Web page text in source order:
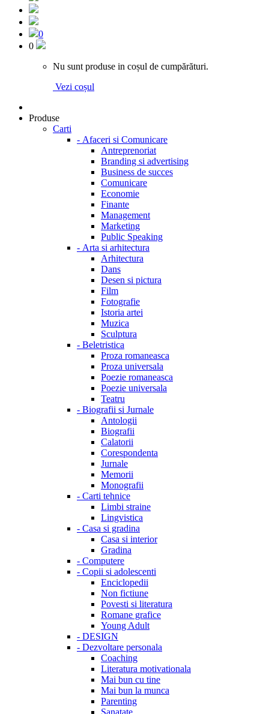
0
0
Nu sunt produse in coșul de cumpărături.
Vezi coșul
Produse
Carti
- Afaceri si Comunicare
Antreprenoriat
Branding si advertising
Business de succes
Comunicare
Economie
Finante
Management
Marketing
Public Speaking
- Arta si arhitectura
Arhitectura
Dans
Desen si pictura
Film
Fotografie
Istoria artei
Muzica
Sculptura
- Beletristica
Proza romaneasca
Proza universala
Poezie romaneasca
Poezie universala
Teatru
- Biografii si Jurnale
Antologii
Biografii
Calatorii
Corespondenta
Jurnale
Memorii
Monografii
- Carti tehnice
Limbi straine
Lingvistica
- Casa si gradina
Casa si interior
Gradina
- Computere
- Copii si adolescenti
Enciclopedii
Non fictiune
Povesti si literatura
Romane grafice
Young Adult
- DESIGN
- Dezvoltare personala
Coaching
Literatura motivationala
Mai bun cu tine
Mai bun la munca
Parenting
Sanatate